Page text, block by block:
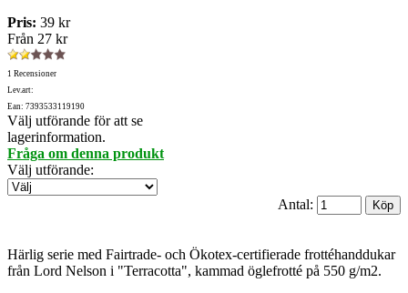
Pris: 39 kr
Från 27 kr
1 Recensioner
Lev.art:
Ean: 7393533119190
Välj utförande för att se
lagerinformation.
Fråga om denna produkt
Välj utförande:
Antal:
Härlig serie med Fairtrade- och Ökotex-certifierade frottéhanddukar
från Lord Nelson i "Terracotta", kammad öglefrotté på 550 g/m2.